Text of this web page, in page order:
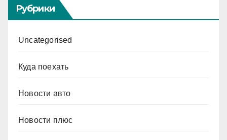
Рубрики
Uncategorised
Куда поехать
Новости авто
Новости плюс